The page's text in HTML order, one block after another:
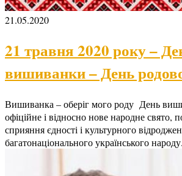
21.05.2020
21 травня 2020 року –
вишиванки – День
Вишиванка – оберіг мого роду День
офіційне і відносно нове народне свято,
сприяння єдності і культурного
багатонаціонального українського